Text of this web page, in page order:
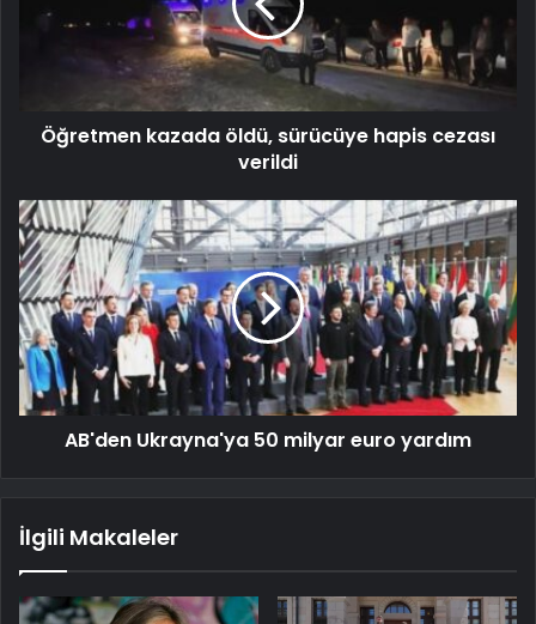
Öğretmen kazada öldü, sürücüye hapis cezası
verildi
AB'den Ukrayna'ya 50 milyar euro yardım
İlgili Makaleler